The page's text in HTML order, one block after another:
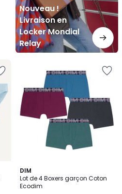
Nouveau !
Livraison en
Locker Mondial
Relay
DIM
Lot de 4 Boxers garçon Coton
Ecodim
5
/
5
2
Couleurs